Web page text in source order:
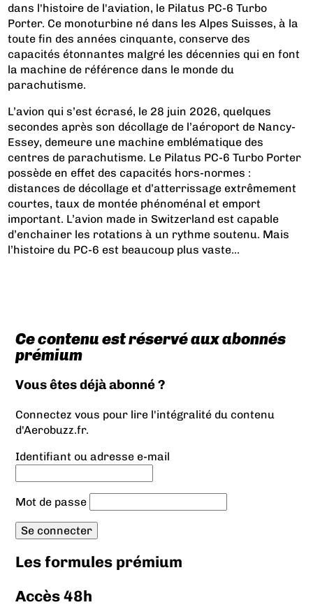
dans l'histoire de l'aviation, le Pilatus PC-6 Turbo
Porter. Ce monoturbine né dans les Alpes Suisses, à la
toute fin des années cinquante, conserve des
capacités étonnantes malgré les décennies qui en font
la machine de référence dans le monde du
parachutisme.
L’avion qui s’est écrasé, le 28 juin 2026, quelques
secondes après son décollage de l’aéroport de Nancy-
Essey, demeure une machine emblématique des
centres de parachutisme. Le Pilatus PC-6 Turbo Porter
possède en effet des capacités hors-normes :
distances de décollage et d’atterrissage extrêmement
courtes, taux de montée phénoménal et emport
important. L’avion made in Switzerland est capable
d’enchainer les rotations à un rythme soutenu. Mais
l’histoire du PC-6 est beaucoup plus vaste...
Ce contenu est réservé aux abonnés
prémium
Vous êtes déjà abonné ?
Connectez vous pour lire l'intégralité du contenu
d'Aerobuzz.fr.
Identifiant ou adresse e-mail
Mot de passe
Les formules prémium
Accès 48h